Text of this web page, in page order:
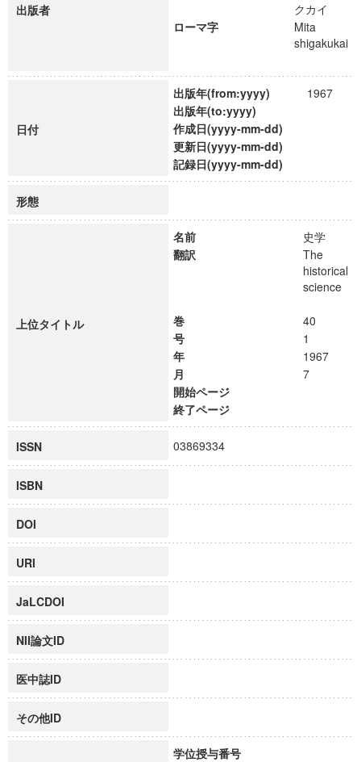
出版者
クカイ
ローマ字
Mita
shigakukai
日付
出版年(from:yyyy)
1967
出版年(to:yyyy)
作成日(yyyy-mm-dd)
更新日(yyyy-mm-dd)
記録日(yyyy-mm-dd)
形態
上位タイトル
名前
史学
翻訳
The
historical
science
巻
40
号
1
年
1967
月
7
開始ページ
終了ページ
ISSN 03869334
ISBN
DOI
URI
JaLCDOI
NII論文ID
医中誌ID
その他ID
学位授与番号